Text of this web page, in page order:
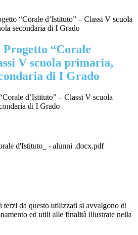
“Corale d’Istituto” – Classi V scuola
secondaria di I Grado
“Corale
V scuola primaria,
di I Grado
d’Istituto” – Classi V scuola
di I Grado
d'Istituto_ - alunni .docx.pdf
terzi da questo utilizzati si avvalgono di
ed utili alle finalità illustrate nella